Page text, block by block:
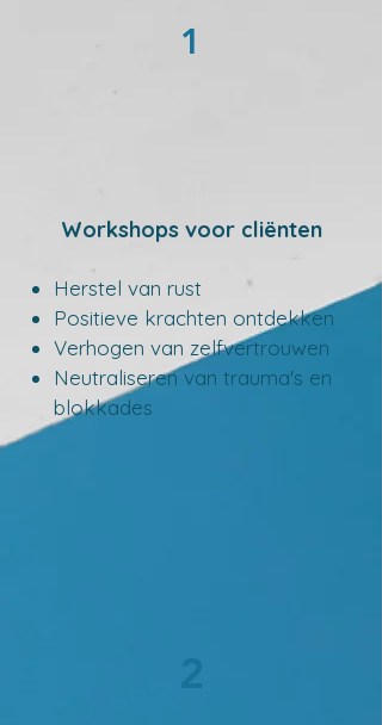
1
Workshops voor cliënten
Herstel van rust
Positieve krachten ontdekken
Verhogen van zelfvertrouwen
​Neutraliseren van trauma's en
blokkades